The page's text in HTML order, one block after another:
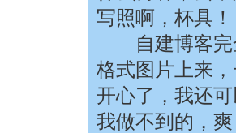
写照啊，杯具！
自建博客完
格式图片上来
开心了，我还
我做不到的，